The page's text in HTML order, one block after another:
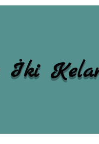
İki